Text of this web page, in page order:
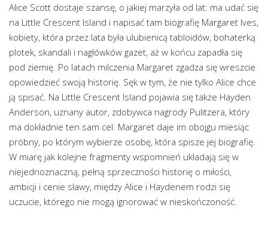
Alice Scott dostaje szansę, o jakiej marzyła od lat: ma udać się
na Little Crescent Island i napisać tam biografię Margaret Ives,
kobiety, która przez lata była ulubienicą tabloidów, bohaterką
plotek, skandali i nagłówków gazet, aż w końcu zapadła się
pod ziemię. Po latach milczenia Margaret zgadza się wreszcie
opowiedzieć swoją historię. Sęk w tym, że nie tylko Alice chce
ją spisać. Na Little Crescent Island pojawia się także Hayden
Anderson, uznany autor, zdobywca nagrody Pulitzera, który
ma dokładnie ten sam cel. Margaret daje im obojgu miesiąc
próbny, po którym wybierze osobę, która spisze jej biografię.
W miarę jak kolejne fragmenty wspomnień układają się w
niejednoznaczną, pełną sprzeczności historię o miłości,
ambicji i cenie sławy, między Alice i Haydenem rodzi się
uczucie, którego nie mogą ignorować w nieskończoność.